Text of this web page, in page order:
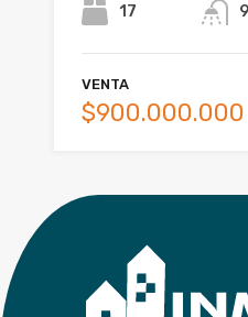
17 9
VENTA
$900.000.000